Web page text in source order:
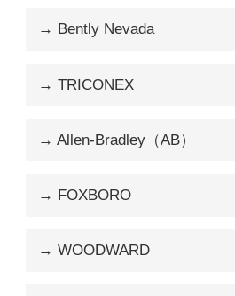
→ Bently Nevada
→ TRICONEX
→ Allen-Bradley（AB）
→ FOXBORO
→ WOODWARD